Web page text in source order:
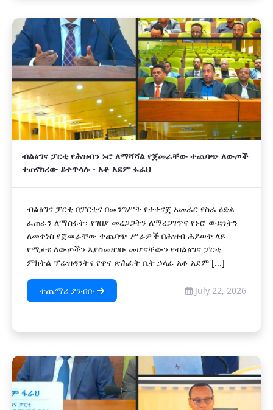
ብልፅግና ፓርቲ የሕዝብን ኑሮ ለማሻሻል የጀመራቸው ተጨባጭ ለውጦች
ተጠናክረው ይቀጥላሉ - አቶ አደም ፋራህ
ብልፅግና ፓርቲ በፓርቲና በመንግሥት የተቀናጀ አመራር የስራ ዕድል
ፈጠራን ለማስፋት፣ የገበያ መረጋጋትን ለማረጋገጥና የኑሮ ውድነትን
ለመቀነስ የጀመራቸው ተጨባጭ ሥራዎች በሕዝብ ሕይወት ላይ
የሚታዩ ለውጦችን እያስመዘገቡ መሆናቸውን የብልፅግና ፓርቲ
ምክትል ፕሬዝዳንትና የዋና ጽሕፈት ቤት ኃላፊ አቶ አደም [...]
ተጨማሪ ያንብቡ July 22, 2026